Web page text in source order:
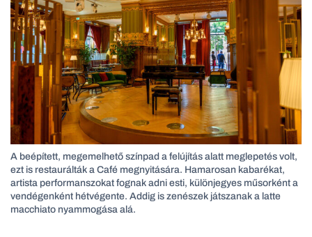
A beépített, megemelhető színpad a felújítás alatt meglepetés volt,
ezt is restaurálták a Café megnyitására. Hamarosan kabarékat,
artista performanszokat fognak adni esti, különjegyes műsorként a
vendégenként hétvégente. Addig is zenészek játszanak a latte
macchiato nyammogása alá.